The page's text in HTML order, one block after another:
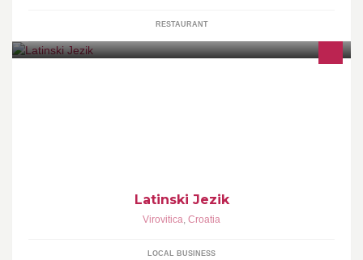
RESTAURANT
Latinski Jezik
Virovitica, Croatia
LOCAL BUSINESS